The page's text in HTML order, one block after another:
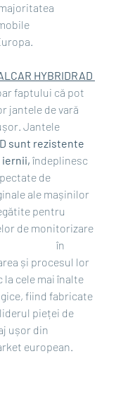
HYBRIDRAD
faptului că pot
jantele de vară
Jantele
sunt rezistente
iernii, îndeplinesc
de
ale mașinilor
pentru
de monitorizare
în
și procesul lor
la cele mai înalte
fiind fabricate
pieței de
ușor din
european.